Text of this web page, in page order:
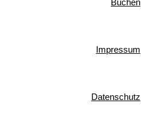
Impressum
Datenschutz